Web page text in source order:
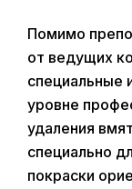
толщины
лакокрасочного
покрытия
Кузовные,
Жестяно-
сварочные
работы
Подготовка
покраска
автомобилей
Установка
ходовых
Нанесение
Помимо
от ведущих
специальные
уровне
удаления
специально
покраски